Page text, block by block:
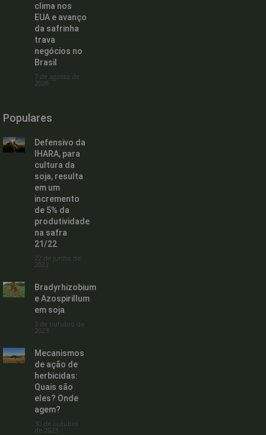
clima nos
EUA e avanço
da safrinha
trava
negócios no
Brasil
7 de agosto de
2026
Populares
Defensivo da
IHARA, para
cultura da
soja, resulta
em um
incremento
de 5% da
produtividade
na safra
21/22
22 de junho de
2022
Bradyrhizobium
e Azospirillum
em soja
3 de outubro de
2023
Mecanismos
de ação de
herbicidas:
Quais são
eles? Onde
agem?
30 de outubro
de 2023